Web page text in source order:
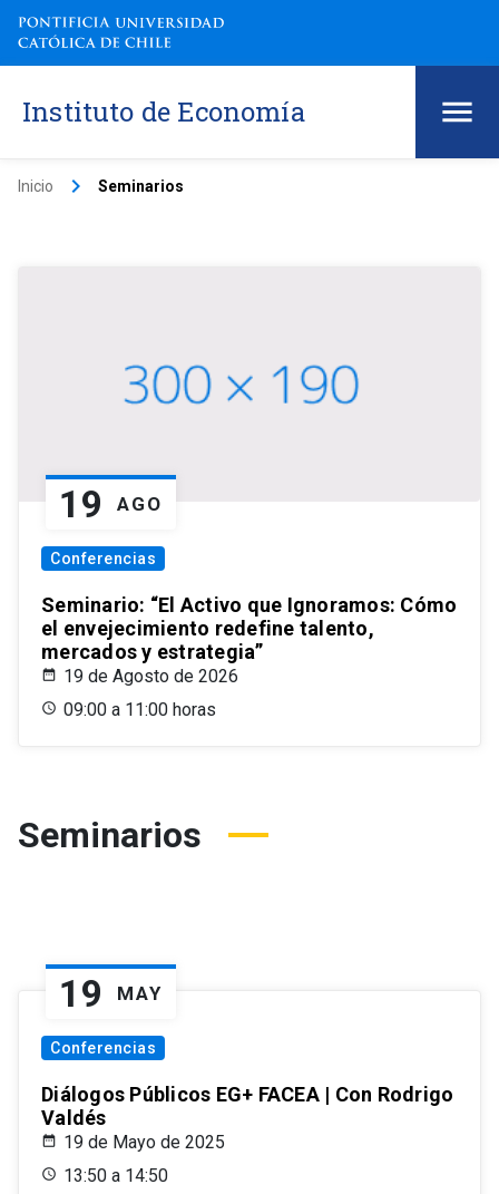
Instituto de Economía
Inicio keyboard_arrow_right Seminarios
19 AGO
Conferencias
Seminario: “El Activo que Ignoramos: Cómo
el envejecimiento redefine talento,
mercados y estrategia”
19 de Agosto de 2026
09:00 a 11:00 horas
Seminarios
19 MAY
Conferencias
Diálogos Públicos EG+ FACEA | Con Rodrigo
Valdés
19 de Mayo de 2025
13:50 a 14:50